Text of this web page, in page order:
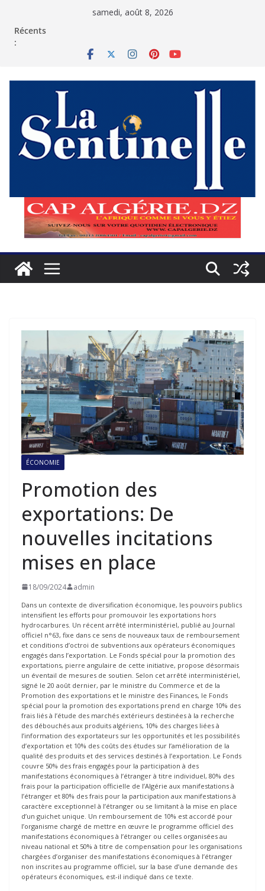
samedi, août 8, 2026
Récents
:
ÉCONOMIE
Promotion des
exportations: De
nouvelles incitations
mises en place
18/09/2024 admin
Dans un contexte de diversification économique, les pouvoirs publics
intensifient les efforts pour promouvoir les exportations hors
hydrocarbures. Un récent arrêté interministériel, publié au Journal
officiel n°63, fixe dans ce sens de nouveaux taux de remboursement
et conditions d’octroi de subventions aux opérateurs économiques
engagés dans l’exportation. Le Fonds spécial pour la promotion des
exportations, pierre angulaire de cette initiative, propose désormais
un éventail de mesures de soutien. Selon cet arrêté interministériel,
signé le 20 août dernier, par le ministre du Commerce et de la
Promotion des exportations et le ministre des Finances, le Fonds
spécial pour la promotion des exportations prend en charge 10% des
frais liés à l’étude des marchés extérieurs destinées à la recherche
des débouchés aux produits algériens, 10% des charges liées à
l’information des exportateurs sur les opportunités et les possibilités
d’exportation et 10% des coûts des études sur l’amélioration de la
qualité des produits et des services destinés à l’exportation. Le Fonds
couvre 50% des frais engagés pour la participation à des
manifestations économiques à l’étranger à titre individuel, 80% des
frais pour la participation officielle de l’Algérie aux manifestations à
l’étranger et 80% des frais pour la participation aux manifestations à
caractère exceptionnel à l’étranger ou se limitant à la mise en place
d’un guichet unique. Un remboursement de 10% est accordé pour
l’organisme chargé de mettre en œuvre le programme officiel des
manifestations économiques à l’étranger ou celles organisées au
niveau national et 50% à titre de compensation pour les organisations
chargées d’organiser des manifestations économiques à l’étranger
non inscrites au programme officiel, sur la base d’une demande des
opérateurs économiques, est-il indiqué dans ce texte.